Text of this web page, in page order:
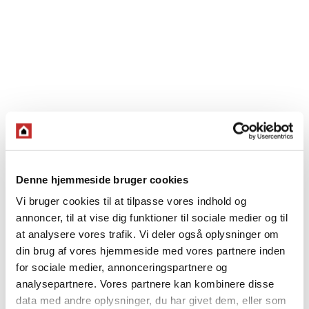
Denne hjemmeside bruger cookies
Vi bruger cookies til at tilpasse vores indhold og
annoncer, til at vise dig funktioner til sociale medier og til
at analysere vores trafik. Vi deler også oplysninger om
din brug af vores hjemmeside med vores partnere inden
for sociale medier, annonceringspartnere og
analysepartnere. Vores partnere kan kombinere disse
data med andre oplysninger, du har givet dem, eller som